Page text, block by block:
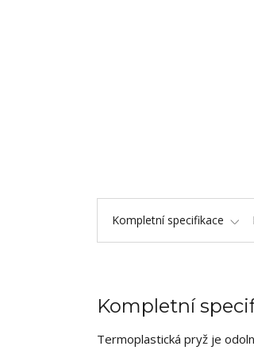
Kompletní specifikace
Kompletní
Termoplastická pryž je